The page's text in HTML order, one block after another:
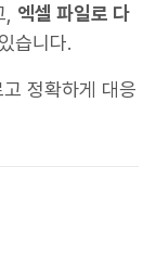
엑셀 파일로 다
습니다.
정확하게 대응